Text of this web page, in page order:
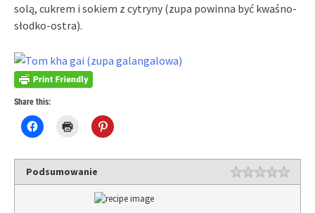
solą, cukrem i sokiem z cytryny (zupa powinna być kwaśno-
słodko-ostra).
Share this:
Click
to
Facebook
(Opens
in
new
Click
in
new
window)
Click
to
Pinterest
new
window)
Podsumowanie